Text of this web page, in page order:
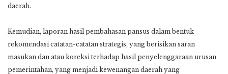
daerah.
Kemudian, laporan hasil pembahasan pansus dalam bentuk
rekomendasi catatan-catatan strategis, yang berisikan saran
masukan dan atau koreksi terhadap hasil penyelenggaraan urusan
pemerintahan, yang menjadi kewenangan daerah yang